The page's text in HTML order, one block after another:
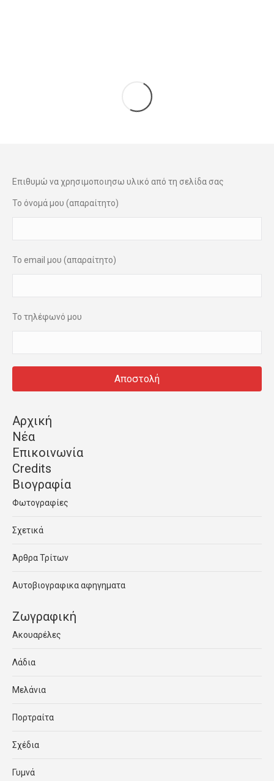
Επιθυμώ να χρησιμοποιησω υλικό από τη σελίδα σας
Το όνομά μου (απαραίτητο)
Το email μου (απαραίτητο)
Το τηλέφωνό μου
Αρχική
Νέα
Επικοινωνία
Credits
Βιογραφία
Φωτογραφίες
Σχετικά
Άρθρα Τρίτων
Αυτοβιογραφικα αφηγηματα
Ζωγραφική
Ακουαρέλες
Λάδια
Μελάνια
Πορτραίτα
Σχέδια
Γυμνά